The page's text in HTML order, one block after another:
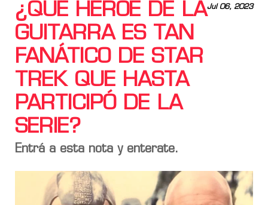
Jul 06, 2023
¿QUÉ HÉROE DE LA
GUITARRA ES TAN
FANÁTICO DE STAR
TREK QUE HASTA
PARTICIPÓ DE LA
SERIE?
Entrá a esta nota y enterate.